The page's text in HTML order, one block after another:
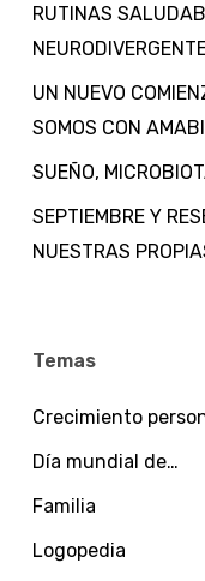
RUTINAS
UN NUEVO
SOMOS CON
SUEÑO,
SEPTIEMBRE Y
NUESTRAS
Temas
Crecimiento
Día mundial de…
Familia
Logopedia